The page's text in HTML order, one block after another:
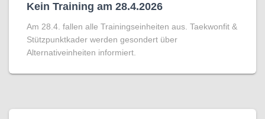
Kein Training am 28.4.2026
Am 28.4. fallen alle Trainingseinheiten aus. Taekwonfit &
Stützpunktkader werden gesondert über
Alternativeinheiten informiert.